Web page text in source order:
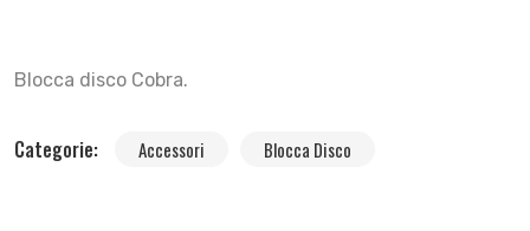
Blocca disco Cobra.
Categorie: Accessori Blocca Disco